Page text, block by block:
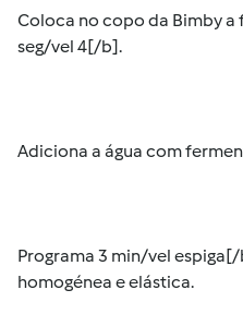
Coloca no copo da Bimby a
seg/vel 4[/b].
Adiciona a água com
Programa 3 min/vel
homogénea e elástica.